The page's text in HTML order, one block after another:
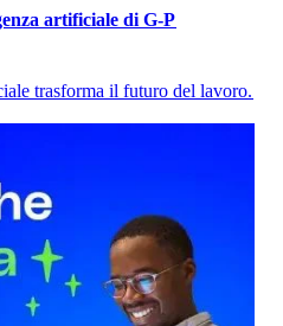
artificiale di G-P​​
trasforma il futuro del lavoro.​​